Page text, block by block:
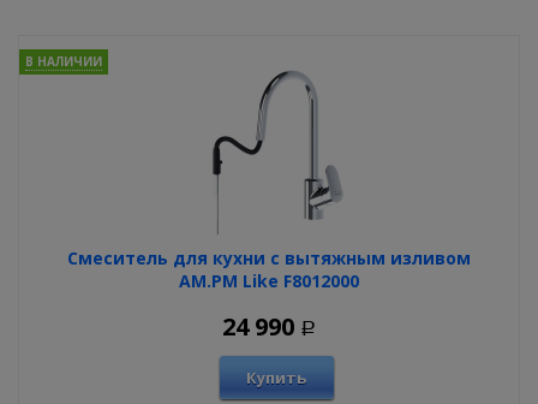
Смеситель для кухни с вытяжным изливом
AM.PM Like F8012000
В НАЛИЧИИ
24 990 Р
Купить